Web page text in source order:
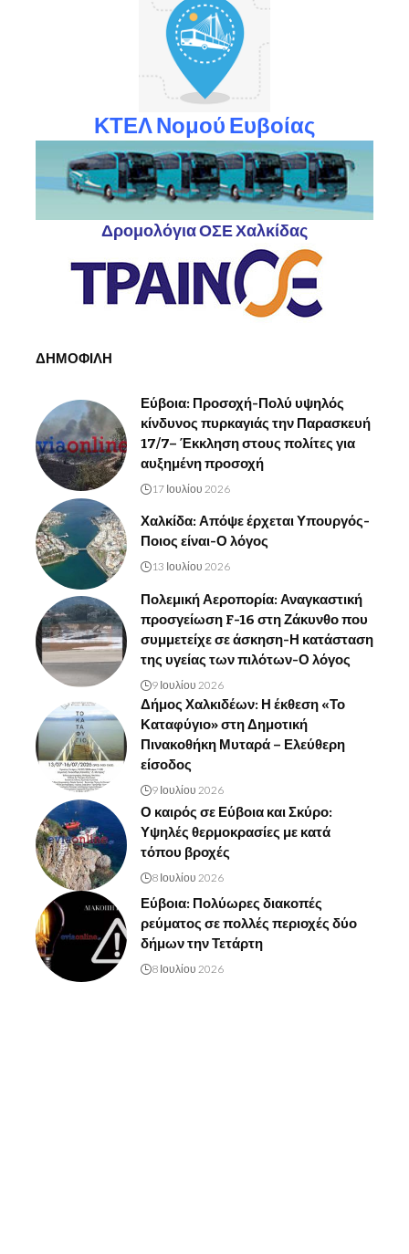
ΚΤΕΛ Νομού Ευβοίας
Δρομολόγια ΟΣΕ Χαλκίδας
ΔΗΜΟΦΙΛΗ
Εύβοια: Προσοχή-Πολύ υψηλός
κίνδυνος πυρκαγιάς την Παρασκευή
17/7– Έκκληση στους πολίτες για
αυξημένη προσοχή
17 Ιουλίου 2026
Χαλκίδα: Απόψε έρχεται Υπουργός-
Ποιος είναι-Ο λόγος
13 Ιουλίου 2026
Πολεμική Αεροπορία: Αναγκαστική
προσγείωση F-16 στη Ζάκυνθο που
συμμετείχε σε άσκηση-Η κατάσταση
της υγείας των πιλότων-Ο λόγος
9 Ιουλίου 2026
Δήμος Χαλκιδέων: Η έκθεση «Το
Καταφύγιο» στη Δημοτική
Πινακοθήκη Μυταρά – Ελεύθερη
είσοδος
9 Ιουλίου 2026
Ο καιρός σε Εύβοια και Σκύρο:
Υψηλές θερμοκρασίες με κατά
τόπου βροχές
8 Ιουλίου 2026
Εύβοια: Πολύωρες διακοπές
ρεύματος σε πολλές περιοχές δύο
δήμων την Τετάρτη
8 Ιουλίου 2026